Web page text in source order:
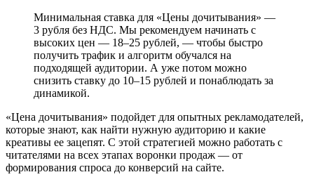
Минимальная ставка для «Цены дочитывания» —
3 рубля без НДС. Мы рекомендуем начинать с
высоких цен — 18–25 рублей, — чтобы быстро
получить трафик и алгоритм обучался на
подходящей аудитории. А уже потом можно
снизить ставку до 10–15 рублей и понаблюдать за
динамикой.
«Цена дочитывания» подойдет для опытных рекламодателей,
которые знают, как найти нужную аудиторию и какие
креативы ее зацепят. С этой стратегией можно работать с
читателями на всех этапах воронки продаж — от
формирования спроса до конверсий на сайте.